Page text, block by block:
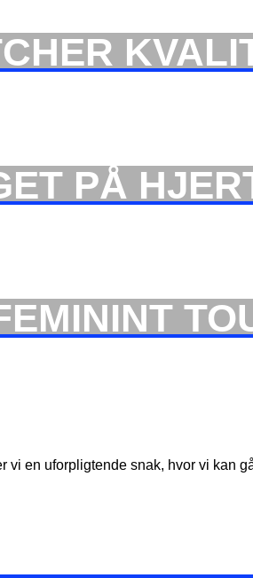
PÅ
en uforpligtende snak, hvor vi kan